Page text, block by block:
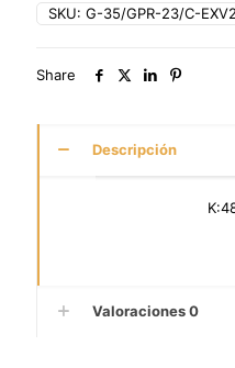
SKU: G-35/GPR-23/C-
Share
Descripción
Valoraciones0